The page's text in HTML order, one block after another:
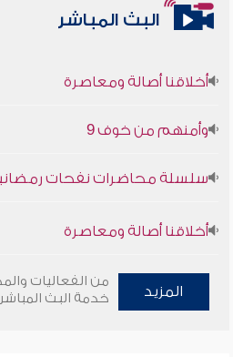
البث المباشر
سلسلة محاضرات نفحات رمضانية
المزيد
من الفعاليات
خدمة البث المباشر